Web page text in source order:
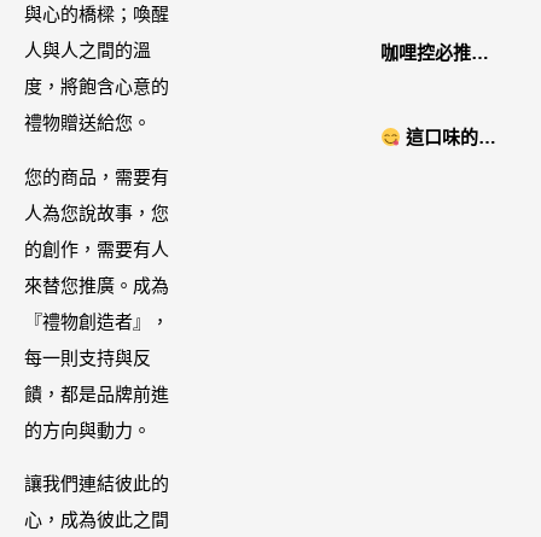
與心的橋樑；喚醒
人與人之間的溫
度，將飽含心意的
禮物贈送給您。
您的商品，需要有
人為您說故事，您
的創作，需要有人
來替您推廣。成為
『禮物創造者』，
每一則支持與反
饋，都是品牌前進
的方向與動力。
讓我們連結彼此的
心，成為彼此之間
好萊塢名人加
家，奈米微電
咖哩控必推！
NYONYA」美
這口味的即